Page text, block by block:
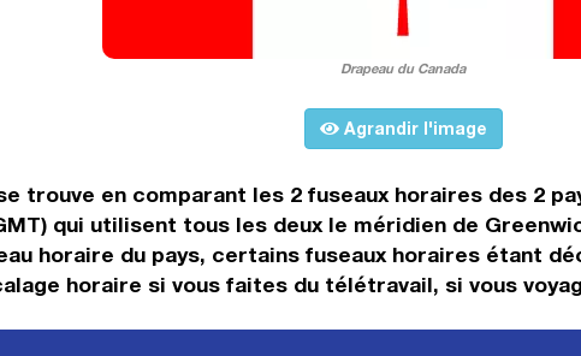
Drapeau du Canada
Agrandir l'image
trouve en comparant les 2 fuseaux horaires des 2
qui utilisent tous les deux le méridien de
horaire du pays, certains fuseaux horaires étant
horaire si vous faites du télétravail, si vous